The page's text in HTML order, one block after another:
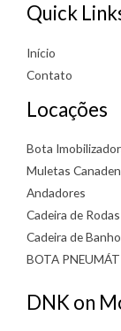
Quick
Início
Contato
Locações
Bota
Muletas
Andadores
Cadeira de Rodas
Cadeira de Banho
BOTA
DNK on